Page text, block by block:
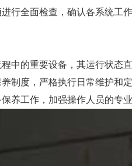
行全面检查，确认各系统工
中的重要设备，其运行状态
制度，严格执行日常维护和
养工作，加强操作人员的专